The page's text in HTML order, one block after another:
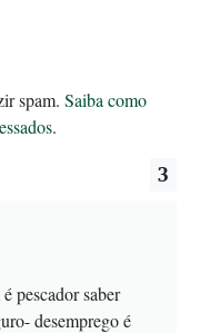
spam. Saiba como
.
3
pescador saber
desemprego é